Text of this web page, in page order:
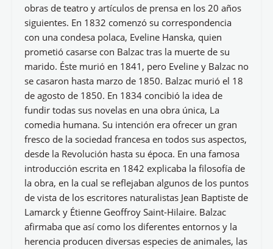
obras de teatro y artículos de prensa en los 20 años
siguientes. En 1832 comenzó su correspondencia
con una condesa polaca, Eveline Hanska, quien
prometió casarse con Balzac tras la muerte de su
marido. Éste murió en 1841, pero Eveline y Balzac no
se casaron hasta marzo de 1850. Balzac murió el 18
de agosto de 1850. En 1834 concibió la idea de
fundir todas sus novelas en una obra única, La
comedia humana. Su intención era ofrecer un gran
fresco de la sociedad francesa en todos sus aspectos,
desde la Revolución hasta su época. En una famosa
introducción escrita en 1842 explicaba la filosofía de
la obra, en la cual se reflejaban algunos de los puntos
de vista de los escritores naturalistas Jean Baptiste de
Lamarck y Étienne Geoffroy Saint-Hilaire. Balzac
afirmaba que así como los diferentes entornos y la
herencia producen diversas especies de animales, las